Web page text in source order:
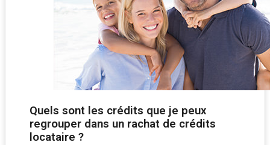
Quels sont les crédits que je peux
regrouper dans un rachat de crédits
locataire ?